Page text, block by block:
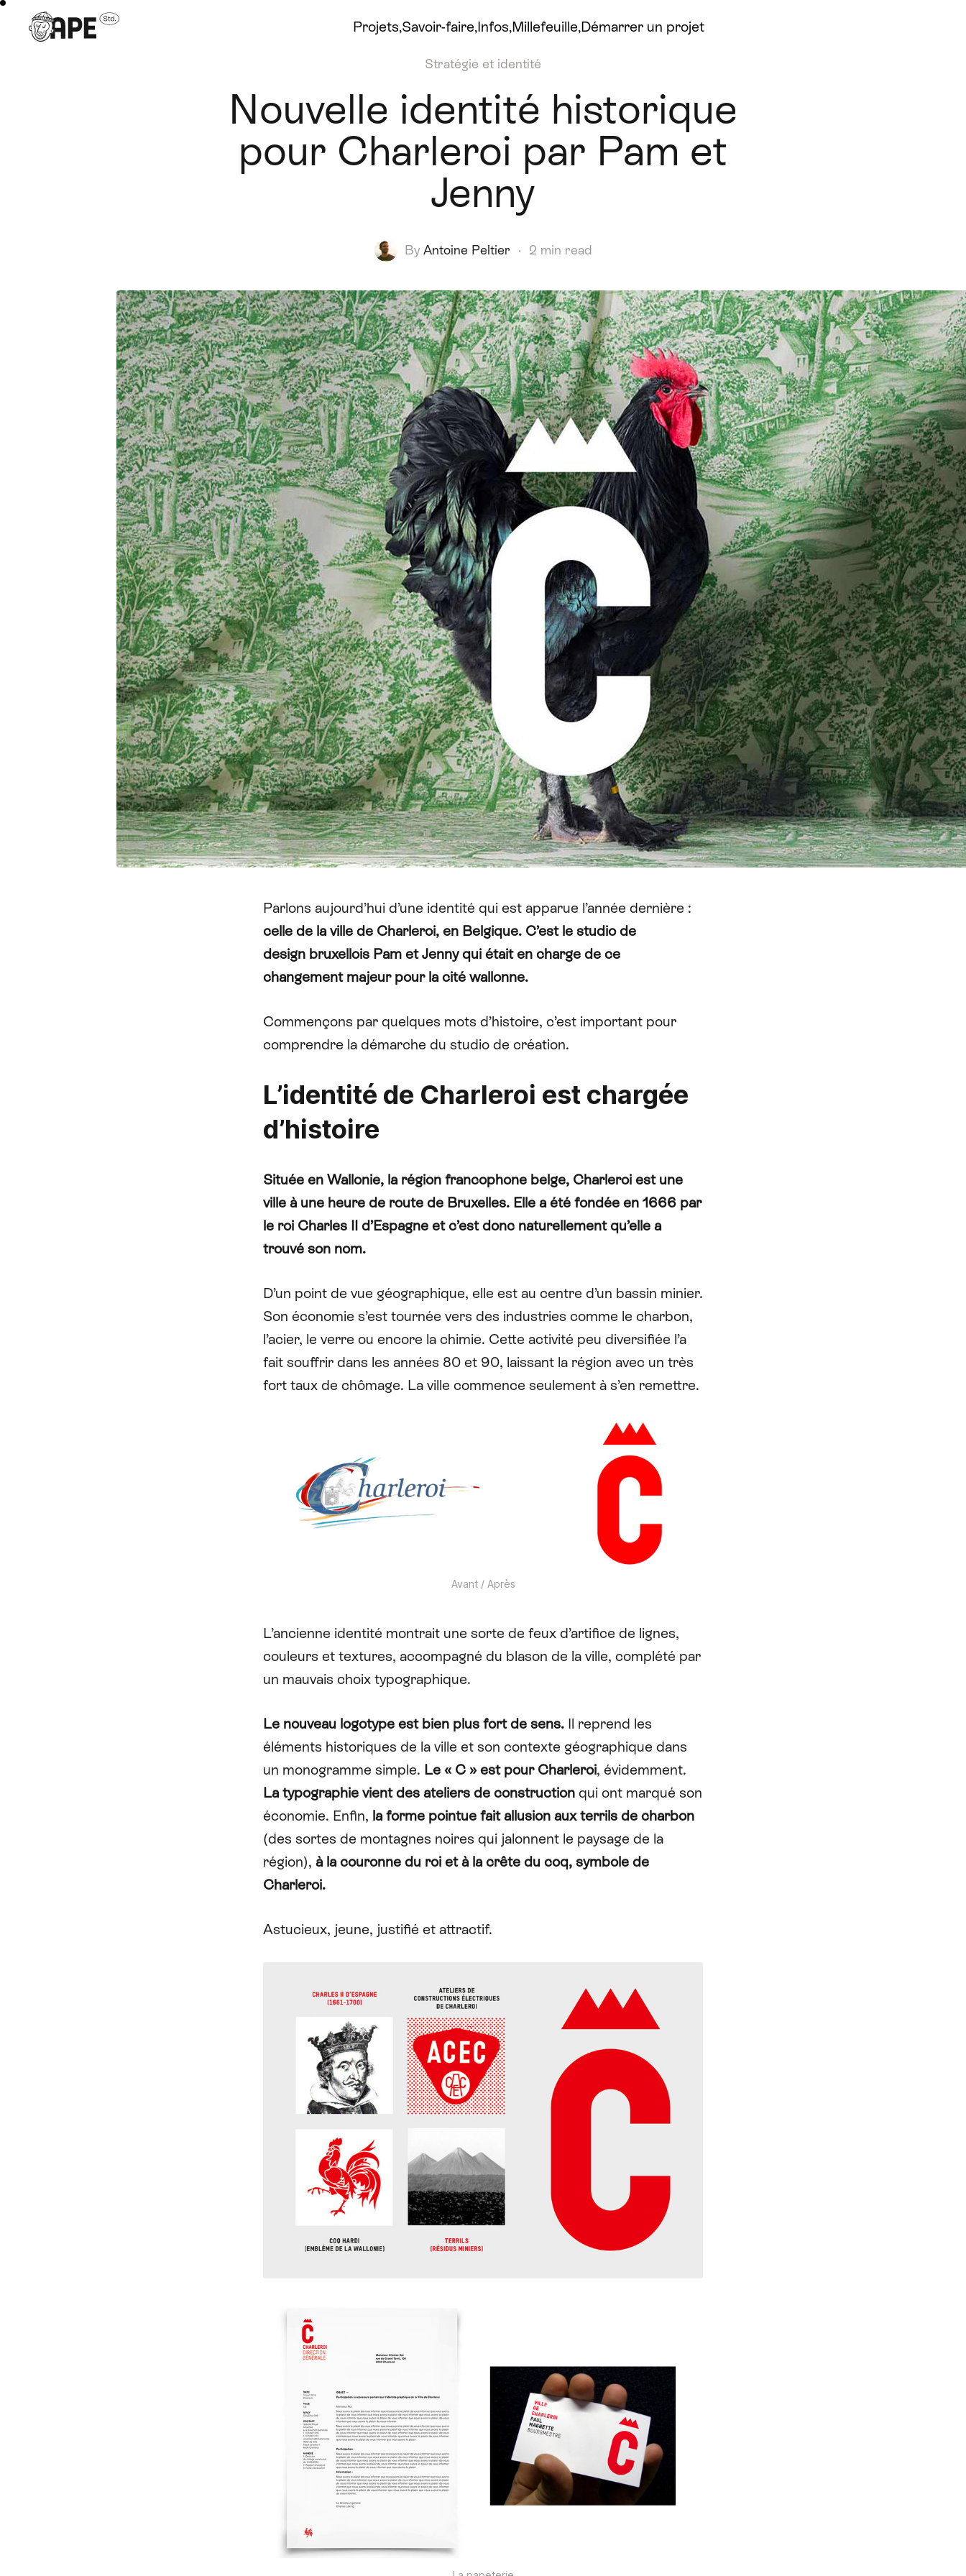
Projets Savoir-faire Infos Millefeuille Démarrer un projet
Stratégie et identité
Nouvelle identité historique
pour Charleroi par Pam et
Jenny
By Antoine Peltier · 2 min read
Parlons aujourd’hui d’une identité qui est apparue l’année dernière :
celle de la ville de Charleroi, en Belgique. C’est le studio de
design bruxellois Pam et Jenny qui était en charge de ce
changement majeur pour la cité wallonne.
Commençons par quelques mots d’histoire, c’est important pour
comprendre la démarche du studio de création.
L’identité de Charleroi est chargée
d’histoire
Située en Wallonie, la région francophone belge, Charleroi est une
ville à une heure de route de Bruxelles. Elle a été fondée en 1666 par
le roi Charles II d’Espagne et c’est donc naturellement qu’elle a
trouvé son nom.
D’un point de vue géographique, elle est au centre d’un bassin minier.
Son économie s’est tournée vers des industries comme le charbon,
l’acier, le verre ou encore la chimie. Cette activité peu diversifiée l’a
fait souffrir dans les années 80 et 90, laissant la région avec un très
fort taux de chômage. La ville commence seulement à s’en remettre.
Avant / Après
L’ancienne identité montrait une sorte de feux d’artifice de lignes,
couleurs et textures, accompagné du blason de la ville, complété par
un mauvais choix typographique.
Le nouveau logotype est bien plus fort de sens.Il reprend les
éléments historiques de la ville et son contexte géographique dans
un monogramme simple. Le « C » est pour Charleroi, évidemment.
La typographie vient des ateliers de constructionqui ont marqué son
économie. Enfin, la forme pointue fait allusion aux terrils de charbon
(des sortes de montagnes noires qui jalonnent le paysage de la
région), à la couronne du roi et à la crête du coq, symbole de
Charleroi.
Astucieux, jeune, justifié et attractif.